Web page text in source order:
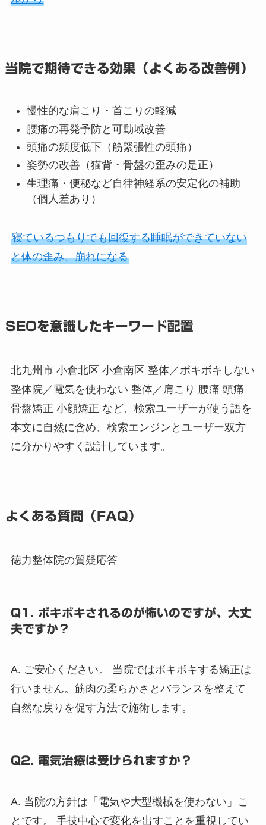
当院で期待できる効果（よくある改善例）
慢性的な肩こり・首こりの軽減
腰痛の再発予防と可動域改善
頭痛の頻度低下（筋緊張性の頭痛）
姿勢の改善（猫背・骨盤の歪みの是正）
生理痛・便秘など自律神経系の安定化の補助
（個人差あり）
寝ているつもりでも回復する睡眠ができていない
と体の歪み、崩れになる
SEOを意識したキーワード配置
北九州市 小倉北区 小倉南区 整体／ボキボキしない
整体院／電気を使わない 整体／肩こり 腰痛 頭痛
骨盤矯正 小顔矯正 など、検索ユーザーが使う語を
本文に自然に含め、検索エンジンとユーザー双方
に分かりやすく設計しています。
よくある質問（FAQ）
徳力整体院の質疑応答
Q1. ボキボキされるのが怖いのですが、大丈
夫ですか？
A. ご安心ください。 当院ではボキボキする矯正は
行いません。筋肉の柔らかさとバランスを整えて
自然な戻りを促す方法で施術します。
Q2. 電気治療は受けられますか？
A. 当院の方針は「電気や大型機械を使わない」こ
とです。 手技中心で変化を出すことを重視してい